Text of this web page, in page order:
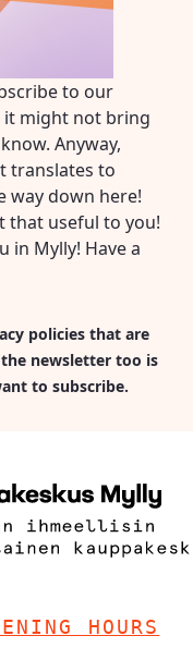
to our
it might not bring
Anyway,
translates to
way down here!
that useful to you!
in Mylly! Have a
policies that are
newsletter too is
to subscribe.
HOURS